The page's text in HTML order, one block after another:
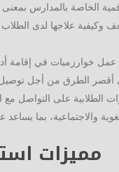
الخاصة بالمدارس
وكيفية علاجها لدى
خوارزميات في إقامة
الطرق من أجل توصيل
الطلابية على التواصل
والاجتماعية، بما يساعد
مميزات